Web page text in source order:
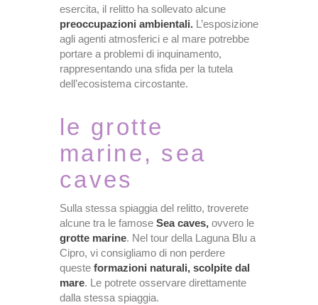
esercita, il relitto ha sollevato alcune
preoccupazioni ambientali. L’esposizione
agli agenti atmosferici e al mare potrebbe
portare a problemi di inquinamento,
rappresentando una sfida per la tutela
dell’ecosistema circostante.
le grotte
marine, sea
caves
Sulla stessa spiaggia del relitto, troverete
alcune tra le famose Sea caves, ovvero le
grotte marine. Nel tour della Laguna Blu a
Cipro, vi consigliamo di non perdere
queste formazioni naturali, scolpite dal
mare. Le potrete osservare direttamente
dalla stessa spiaggia.